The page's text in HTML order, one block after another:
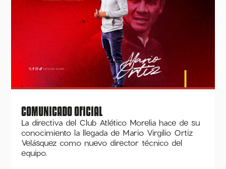
COMUNICADO OFICIAL
La directiva del Club Atlético Morelia hace de su
conocimiento la llegada de Mario Virgilio Ortiz
Velásquez como nuevo director técnico del
equipo.